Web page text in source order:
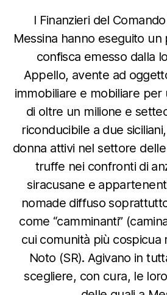
I Finanzieri del
Messina hanno eseguito
confisca emesso dalla
Appello, avente ad
immobiliare e mobiliare per
di oltre un milione e
riconducibile a due
donna attivi nel settore
truffe nei confronti di
siracusane e
nomade diffuso
come “camminanti”
cui comunità più cospicua
Noto (SR). Agivano in
scegliere, con cura, le